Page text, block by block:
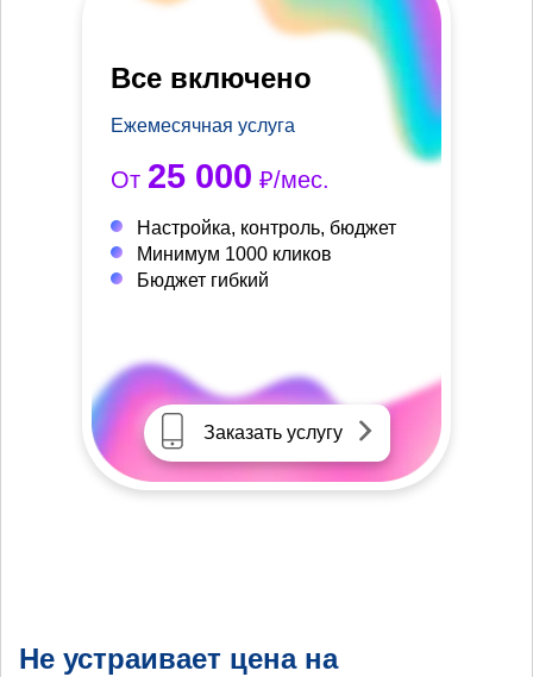
Все включено
Ежемесячная услуга
От 25 000 ₽/мес.
Настройка, контроль, бюджет
Минимум 1000 кликов
Бюджет гибкий
Заказать услугу
Не устраивает цена на